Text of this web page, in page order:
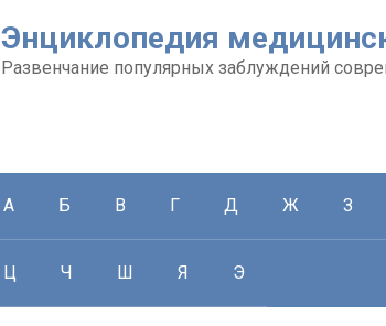
Энциклопедия
Развенчание популярных заблуждений
А Б В Г Д Ж З
Ц Ч Ш Я Э